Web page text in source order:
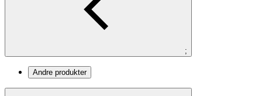
;
Andre produkter